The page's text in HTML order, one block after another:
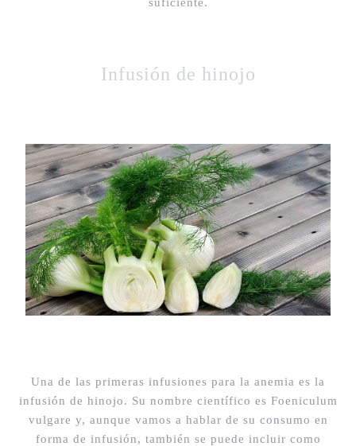
Infusión de hinojo
Una de las primeras infusiones para la anemia es la
infusión de hinojo. Su nombre científico es Foeniculum
vulgare y, aunque vamos a hablar de su consumo en
forma de infusión, también se puede incluir como